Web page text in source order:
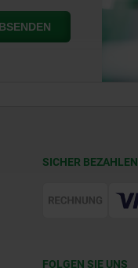
SICHER BEZAHLEN
FOLGEN SIE UNS